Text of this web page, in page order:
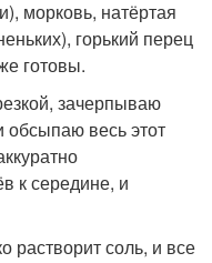
морковь, натёртая
горький перец
готовы.
зачерпываю
обсыпаю весь этот
к середине, и
растворит соль, и все